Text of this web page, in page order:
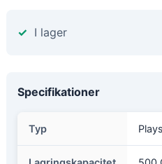
I lager
Specifikationer
Typ